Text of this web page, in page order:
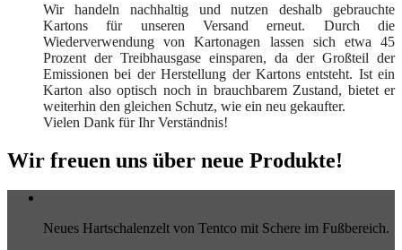
Wir handeln nachhaltig und nutzen deshalb gebrauchte
Kartons für unseren Versand erneut. Durch die
Wiederverwendung von Kartonagen lassen sich etwa 45
Prozent der Treibhausgase einsparen, da der Großteil der
Emissionen bei der Herstellung der Kartons entsteht. Ist ein
Karton also optisch noch in brauchbarem Zustand, bietet er
weiterhin den gleichen Schutz, wie ein neu gekaufter.
Vielen Dank für Ihr Verständnis!
Wir freuen uns über neue Produkte!
Neues Hartschalenzelt von Tentco mit Schere im Fußbereich.